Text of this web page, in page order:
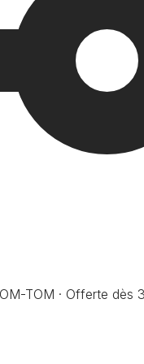
TOM · Offerte dès